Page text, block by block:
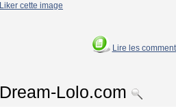
Liker cette image
Lire les
Dream-Lolo.com